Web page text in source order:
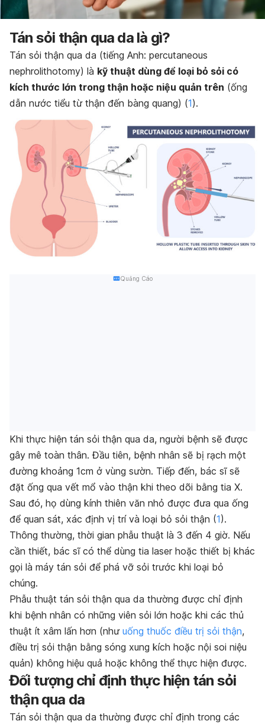
Tán sỏi thận qua da là gì?
Tán sỏi thận qua da (tiếng Anh: percutaneous
nephrolithotomy) là kỹ thuật dùng để loại bỏ sỏi có
kích thước lớn trong thận hoặc niệu quản trên (ống
dẫn nước tiểu từ thận đến bàng quang) (1).
Quảng Cáo
Khi thực hiện tán sỏi thận qua da, người bệnh sẽ được
gây mê toàn thân. Đầu tiên, bệnh nhân sẽ bị rạch một
đường khoảng 1cm ở vùng sườn. Tiếp đến, bác sĩ sẽ
đặt ống qua vết mổ vào thận khi theo dõi bằng tia X.
Sau đó, họ dùng kính thiên văn nhỏ được đưa qua ống
để quan sát, xác định vị trí và loại bỏ sỏi thận (1).
Thông thường, thời gian phẫu thuật là 3 đến 4 giờ. Nếu
cần thiết, bác sĩ có thể dùng tia laser hoặc thiết bị khác
gọi là máy tán sỏi để phá vỡ sỏi trước khi loại bỏ
chúng.
Phẫu thuật tán sỏi thận qua da thường được chỉ định
khi bệnh nhân có những viên sỏi lớn hoặc khi các thủ
thuật ít xâm lấn hơn (như uống thuốc điều trị sỏi thận,
điều trị sỏi thận bằng sóng xung kích hoặc nội soi niệu
quản) không hiệu quả hoặc không thể thực hiện được.
Đối tượng chỉ định thực hiện tán sỏi
thận qua da
Tán sỏi thận qua da thường được chỉ định trong các